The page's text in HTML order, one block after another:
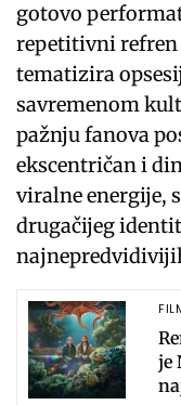
gotovo
repetitivni
tematizira
savremenom
pažnju fanova
ekscentričan i
viralne energije,
drugačijeg
je